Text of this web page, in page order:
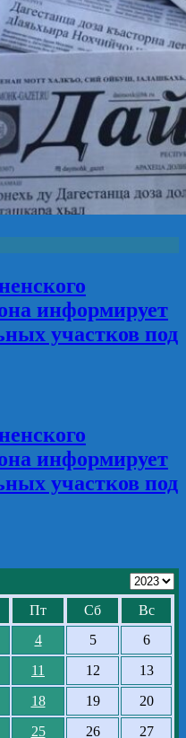
информирует
участков под
информирует
участков под
Пт Сб
Вс
4 5
6
11 12
13
18 19
20
25 26 27